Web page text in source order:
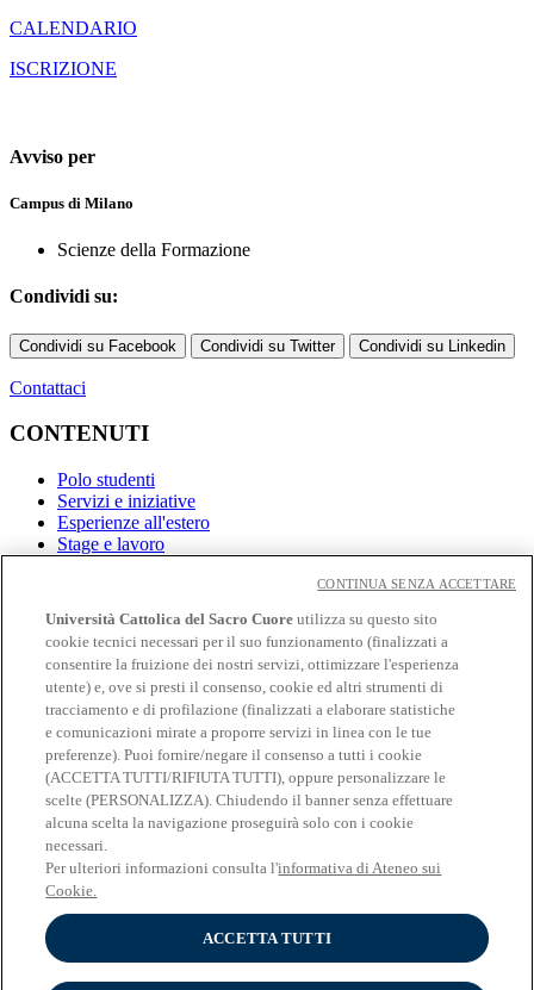
CALENDARIO
ISCRIZIONE
Avviso per
Campus di Milano
Scienze della Formazione
Condividi su:
Condividi su Facebook Condividi su Twitter Condividi su Linkedin
Contattaci
CONTENUTI
Polo studenti
Servizi e iniziative
Esperienze all'estero
Stage e lavoro
Contatti
Eventi
Avvisi
Social
Facebook
𝕏
Linkedin
Youtube
Instagram
Telegram
Spotify
© Università Cattolica del Sacro Cuore - Largo A. Gemelli 1, 20123
Università Cattolica del Sacro Cuore utilizza su questo sito
cookie tecnici necessari per il suo funzionamento (finalizzati a
consentire la fruizione dei nostri servizi, ottimizzare l'esperienza
utente) e, ove si presti il consenso, cookie ed altri strumenti di
tracciamento e di profilazione (finalizzati a elaborare statistiche
e comunicazioni mirate a proporre servizi in linea con le tue
preferenze). Puoi fornire/negare il consenso a tutti i cookie
(ACCETTA TUTTI/RIFIUTA TUTTI), oppure personalizzare le
scelte (PERSONALIZZA). Chiudendo il banner senza effettuare
alcuna scelta la navigazione proseguirà solo con i cookie
necessari.
Per ulteriori informazioni consulta l'informativa di Ateneo sui
Cookie.
ACCETTA TUTTI
CONTINUA SENZA ACCETTARE